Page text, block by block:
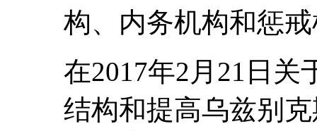
构、内务机构和惩
在2017年2月21日关
结构和提高乌兹别